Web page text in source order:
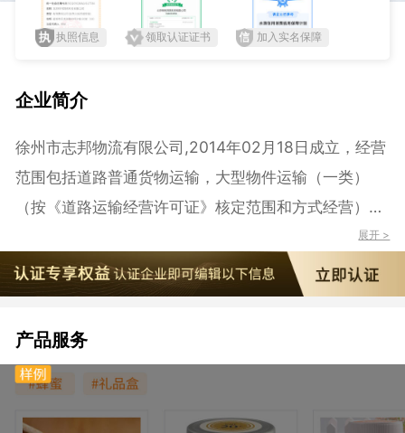
执照信息 领取认证证书 加入实名保障
企业简介
徐州市志邦物流有限公司,2014年02月18日成立，经营
范围包括道路普通货物运输，大型物件运输（一类）
（按《道路运输经营许可证》核定范围和方式经营），
普通货物仓储、配载、装卸、搬运服务，物流信息咨询
服务，货物运输代理服务。（依法须经批准的项目,经相
关部门批准后方可开展经营活动）
展开 >
产品服务